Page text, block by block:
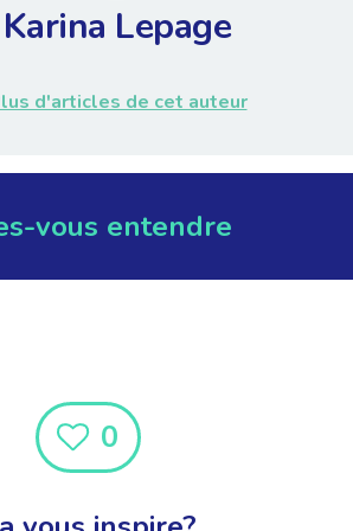
Karina Lepage
d'articles de cet auteur
vous entendre
0